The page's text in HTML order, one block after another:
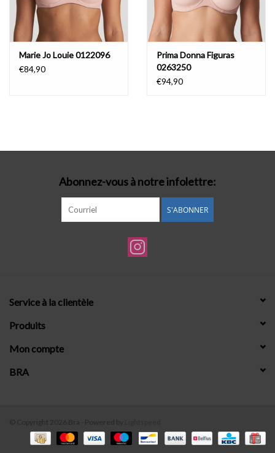
Marie Jo Louie 0122096
€84,90
Prima Donna Figuras
0263250
€94,90
Abonnez-vous à notre infolettre:
S'ABONNER
Service à la clientèle
Produits
Mon compte
BRA
© Copyright 2026 Bra - Powered by